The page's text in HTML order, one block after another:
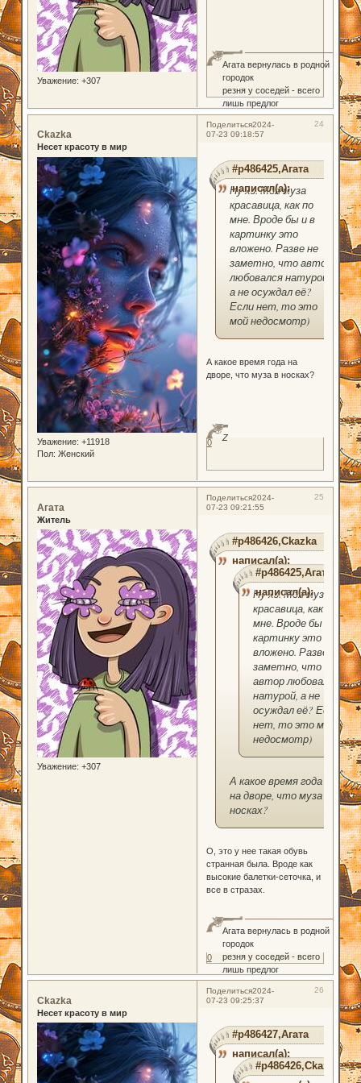
Уважение: +307
Агата вернулась в родной
городок
резня у соседей - всего
лишь предлог
Поделиться 24
2024-
07-23 09:18:57
Ckazka
Несет красоту в мир
Уважение: +11918
Пол: Женский
#p486425,Агата
написал(а):
Ну хз. Моя муза
красавица, как по
мне. Вроде бы и в
картинку это
вложено. Разве не
заметно, что автор
любовался натурой,
а не осуждал её?
Если нет, то это
мой недосмотр)
А какое время года на
дворе, что муза в носках?
Z
0
Поделиться 25
2024-
07-23 09:21:55
Агата
Житель
Уважение: +307
#p486426,Ckazka
написал(а):
#p486425,Агата
написал(а):
Ну хз. Моя муза
красавица, как по
мне. Вроде бы и в
картинку это
вложено. Разве не
заметно, что
автор любовался
натурой, а не
осуждал её? Если
нет, то это мой
недосмотр)
А какое время года
на дворе, что муза в
носках?
О, это у нее такая обувь
странная была. Вроде как
высокие балетки-сеточка, и
все в стразах.
Агата вернулась в родной
городок
резня у соседей - всего
лишь предлог
0
Поделиться 26
2024-
07-23 09:25:37
Ckazka
Несет красоту в мир
#p486427,Агата
написал(а):
#p486426,Ckazka